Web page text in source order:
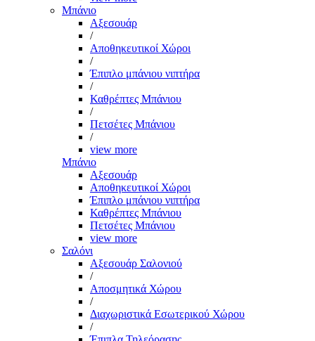
Μπάνιο
Αξεσουάρ
/
Αποθηκευτικοί Χώροι
/
Έπιπλο μπάνιου νιπτήρα
/
Καθρέπτες Μπάνιου
/
Πετσέτες Μπάνιου
/
view more
Μπάνιο
Αξεσουάρ
Αποθηκευτικοί Χώροι
Έπιπλο μπάνιου νιπτήρα
Καθρέπτες Μπάνιου
Πετσέτες Μπάνιου
view more
Σαλόνι
Αξεσουάρ Σαλονιού
/
Αποσμητικά Χώρου
/
Διαχωριστικά Εσωτερικού Χώρου
/